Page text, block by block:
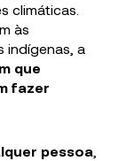
climáticas.
às
indígenas, a
que
fazer
pessoa